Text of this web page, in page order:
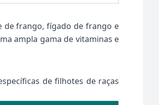
de frango, fígado de frango e
ampla gama de vitaminas e
de filhotes de raças